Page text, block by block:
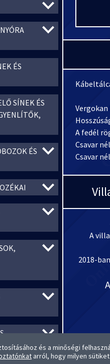
és a minőségi
arról, hogy milyen
ÉS
SÍNEK ÉS
ÉS
A fedél
Csavar
Csavar
A
2018-
A